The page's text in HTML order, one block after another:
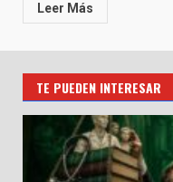
Leer Más
TE PUEDEN INTERESAR